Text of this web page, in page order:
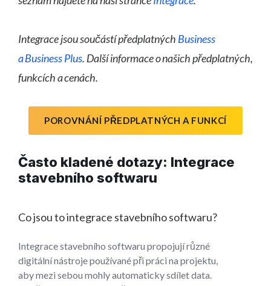
Integrace jsou součástí předplatných Business
a Business Plus. Další informace o našich předplatných,
funkcích a cenách.
POROVNÁNÍ PŘEDPLATNÝCH A FUNKCÍ
Často kladené dotazy: Integrace
stavebního softwaru
Co jsou to integrace stavebního softwaru?
Integrace stavebního softwaru propojují různé
digitální nástroje používané při práci na projektu,
aby mezi sebou mohly automaticky sdílet data.